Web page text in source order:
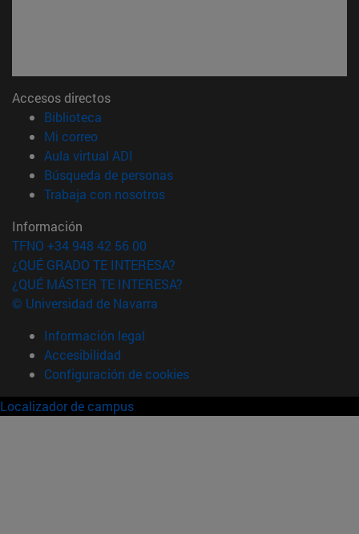
Accesos directos
Biblioteca
Mi correo(abre en nueva ventana)
Aula virtual ADI
Búsqueda de personas(abre en nueva ventana)
Trabaja con nosotros(abre en nueva ventana)
Información
TFNO +34 948 42 56 00
¿QUÉ GRADO TE INTERESA?
¿QUÉ MÁSTER TE INTERESA?
© Universidad de Navarra
Información legal
Accesibilidad
Configuración de cookies
Localizador de campus